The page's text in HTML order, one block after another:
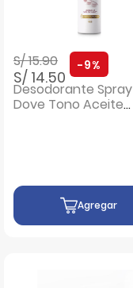
Precio rebajado de
S/ 15.90a
S/ 14.50
-9%
Desodorante Spray
Dove Tono Aceite
Agregar